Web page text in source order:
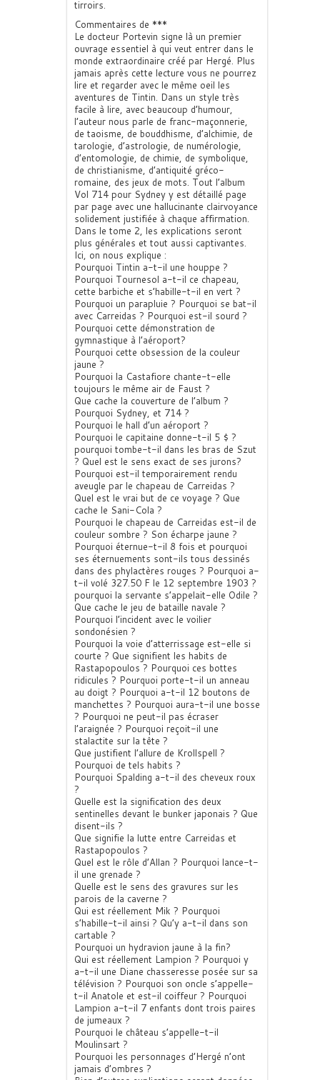
tirroirs.
Commentaires de ***
Le docteur Portevin signe là un premier
ouvrage essentiel à qui veut entrer dans le
monde extraordinaire créé par Hergé. Plus
jamais après cette lecture vous ne pourrez
lire et regarder avec le même oeil les
aventures de Tintin. Dans un style très
facile à lire, avec beaucoup d’humour,
l’auteur nous parle de franc-maçonnerie,
de taoisme, de bouddhisme, d’alchimie, de
tarologie, d’astrologie, de numérologie,
d’entomologie, de chimie, de symbolique,
de christianisme, d’antiquité gréco-
romaine, des jeux de mots. Tout l’album
Vol 714 pour Sydney y est détaillé page
par page avec une hallucinante clairvoyance
solidement justifiée à chaque affirmation.
Dans le tome 2, les explications seront
plus générales et tout aussi captivantes.
Ici, on nous explique :
Pourquoi Tintin a-t-il une houppe ?
Pourquoi Tournesol a-t-il ce chapeau,
cette barbiche et s’habille-t-il en vert ?
Pourquoi un parapluie ? Pourquoi se bat-il
avec Carreidas ? Pourquoi est-il sourd ?
Pourquoi cette démonstration de
gymnastique à l’aéroport?
Pourquoi cette obsession de la couleur
jaune ?
Pourquoi la Castafiore chante-t-elle
toujours le même air de Faust ?
Que cache la couverture de l’album ?
Pourquoi Sydney, et 714 ?
Pourquoi le hall d’un aéroport ?
Pourquoi le capitaine donne-t-il 5 $ ?
pourquoi tombe-t-il dans les bras de Szut
? Quel est le sens exact de ses jurons?
Pourquoi est-il temporairement rendu
aveugle par le chapeau de Carreidas ?
Quel est le vrai but de ce voyage ? Que
cache le Sani-Cola ?
Pourquoi le chapeau de Carreidas est-il de
couleur sombre ? Son écharpe jaune ?
Pourquoi éternue-t-il 8 fois et pourquoi
ses éternuements sont-ils tous dessinés
dans des phylactères rouges ? Pourquoi a-
t-il volé 327.50 F le 12 septembre 1903 ?
pourquoi la servante s’appelait-elle Odile ?
Que cache le jeu de bataille navale ?
Pourquoi l’incident avec le voilier
sondonésien ?
Pourquoi la voie d’atterrissage est-elle si
courte ? Que signifient les habits de
Rastapopoulos ? Pourquoi ces bottes
ridicules ? Pourquoi porte-t-il un anneau
au doigt ? Pourquoi a-t-il 12 boutons de
manchettes ? Pourquoi aura-t-il une bosse
? Pourquoi ne peut-il pas écraser
l’araignée ? Pourquoi reçoit-il une
stalactite sur la tête ?
Que justifient l’allure de Krollspell ?
Pourquoi de tels habits ?
Pourquoi Spalding a-t-il des cheveux roux
?
Quelle est la signification des deux
sentinelles devant le bunker japonais ? Que
disent-ils ?
Que signifie la lutte entre Carreidas et
Rastapopoulos ?
Quel est le rôle d’Allan ? Pourquoi lance-t-
il une grenade ?
Quelle est le sens des gravures sur les
parois de la caverne ?
Qui est réellement Mik ? Pourquoi
s’habille-t-il ainsi ? Qu’y a-t-il dans son
cartable ?
Pourquoi un hydravion jaune à la fin?
Qui est réellement Lampion ? Pourquoi y
a-t-il une Diane chasseresse posée sur sa
télévision ? Pourquoi son oncle s’appelle-
t-il Anatole et est-il coiffeur ? Pourquoi
Lampion a-t-il 7 enfants dont trois paires
de jumeaux ?
Pourquoi le château s’appelle-t-il
Moulinsart ?
Pourquoi les personnages d’Hergé n’ont
jamais d’ombres ?